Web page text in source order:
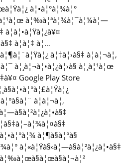
à¦•à¦°à¦¾à¦°
à¦‰à¦ªà¦¾à¦¯à¦¼à¦—
à¦à¦•à¦Ÿà¦¿à¥¤
à¦à¦‡ à¦…
à¦†à¦›à§‡ à¦à¦¬à¦‚
à¦¸à¦¬à¦•à¦¿à¦›à§ à¦¸à¦¹à¦œ
Google Play Store
à¦à¦¬à¦‚
à¦¶à§à¦°à§
à¦«à¦Ÿà§‹à¦—à§à¦²à¦¿à¦•à§‡